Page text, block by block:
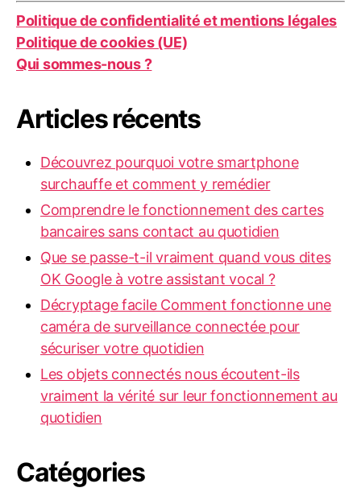
Politique de confidentialité et mentions légales
Politique de cookies (UE)
Qui sommes-nous ?
Articles récents
Découvrez pourquoi votre smartphone
surchauffe et comment y remédier
Comprendre le fonctionnement des cartes
bancaires sans contact au quotidien
Que se passe-t-il vraiment quand vous dites
OK Google à votre assistant vocal ?
Décryptage facile Comment fonctionne une
caméra de surveillance connectée pour
sécuriser votre quotidien
Les objets connectés nous écoutent-ils
vraiment la vérité sur leur fonctionnement au
quotidien
Catégories